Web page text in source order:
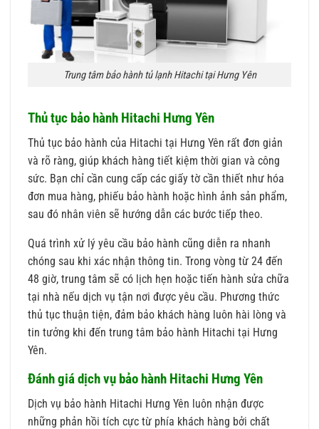
Trung tâm bảo hành tủ lạnh Hitachi tại Hưng Yên
Thủ tục bảo hành Hitachi Hưng Yên
Thủ tục bảo hành của Hitachi tại Hưng Yên rất đơn giản
và rõ ràng, giúp khách hàng tiết kiệm thời gian và công
sức. Bạn chỉ cần cung cấp các giấy tờ cần thiết như hóa
đơn mua hàng, phiếu bảo hành hoặc hình ảnh sản phẩm,
sau đó nhân viên sẽ hướng dẫn các bước tiếp theo.
Quá trình xử lý yêu cầu bảo hành cũng diễn ra nhanh
chóng sau khi xác nhận thông tin. Trong vòng từ 24 đến
48 giờ, trung tâm sẽ có lịch hẹn hoặc tiến hành sửa chữa
tại nhà nếu dịch vụ tận nơi được yêu cầu. Phương thức
thủ tục thuận tiện, đảm bảo khách hàng luôn hài lòng và
tin tưởng khi đến trung tâm bảo hành Hitachi tại Hưng
Yên.
Đánh giá dịch vụ bảo hành Hitachi Hưng Yên
Dịch vụ bảo hành Hitachi Hưng Yên luôn nhận được
những phản hồi tích cực từ phía khách hàng bởi chất